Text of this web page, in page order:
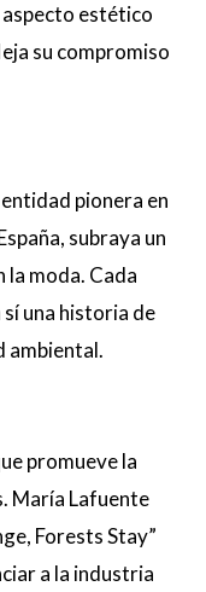
estético
su compromiso
pionera en
subraya un
moda. Cada
una historia de
ambiental.
promueve la
María Lafuente
Forests Stay”
a la industria